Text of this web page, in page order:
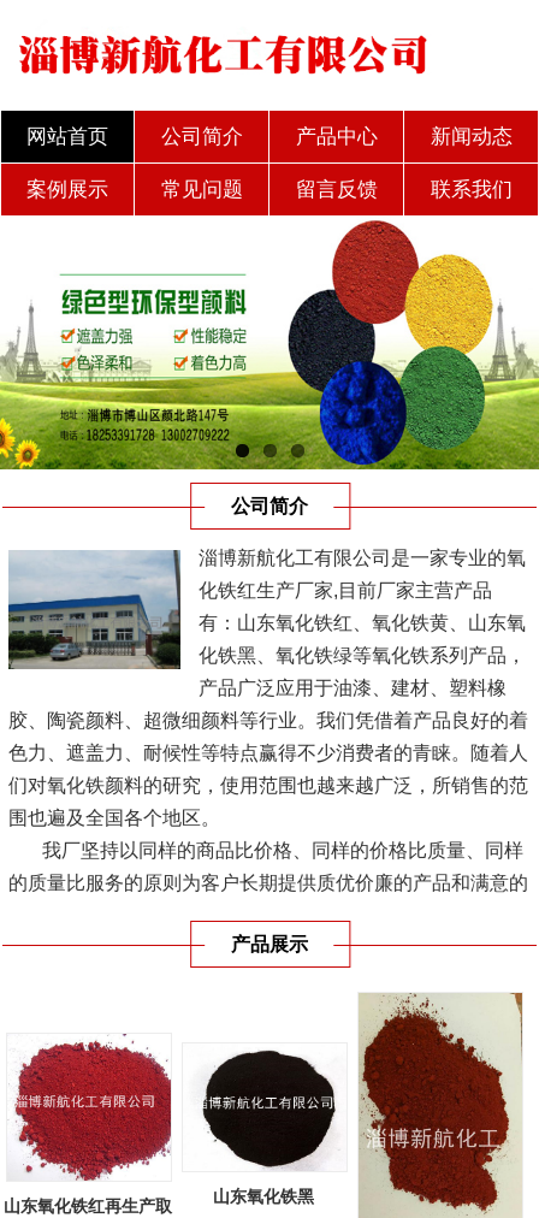
网站首页 公司简介 产品中心 新闻动态
案例展示 常见问题 留言反馈 联系我们
公司简介
淄博新航化工有限公司是一家专业的氧
化铁红生产厂家,目前厂家主营产品
有：山东氧化铁红、氧化铁黄、山东氧
化铁黑、氧化铁绿等氧化铁系列产品，
产品广泛应用于油漆、建材、塑料橡
胶、陶瓷颜料、超微细颜料等行业。我们凭借着产品良好的着
色力、遮盖力、耐候性等特点赢得不少消费者的青睐。随着人
们对氧化铁颜料的研究，使用范围也越来越广泛，所销售的范
围也遍及全国各个地区。
我厂坚持以同样的商品比价格、同样的价格比质量、同样
的质量比服务的原则为客户长期提供质优价廉的产品和满意的
产品展示
山东氧化铁红再生产取
山东氧化铁黑